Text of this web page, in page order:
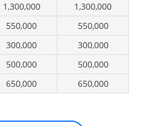
1,300,000
1,300,000
550,000
550,000
300,000
300,000
500,000
500,000
650,000 650,000